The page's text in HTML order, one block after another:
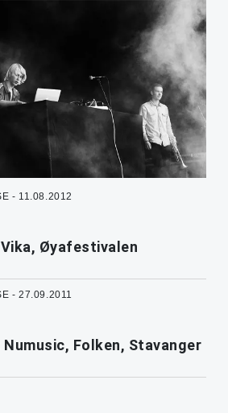
- 11.08.2012
Øyafestivalen
- 27.09.2011
Folken, Stavanger